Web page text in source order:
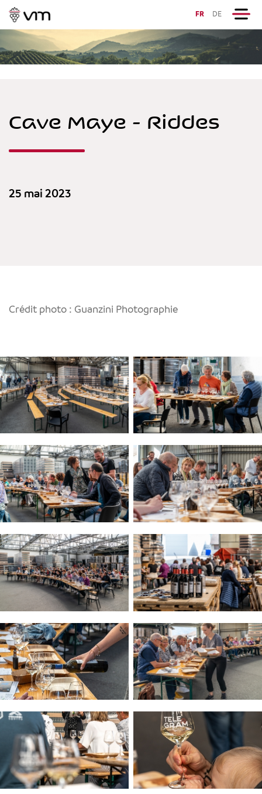
FR DE
Cave Maye - Riddes
25 mai 2023
Crédit photo : Guanzini Photographie